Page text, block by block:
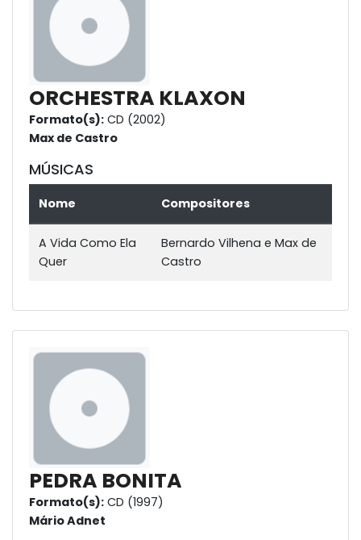
ORCHESTRA KLAXON
Formato(s): CD (2002)
Max de Castro
MÚSICAS
Nome Compositores
A Vida Como Ela
Quer
Bernardo Vilhena e Max de
Castro
PEDRA BONITA
Formato(s): CD (1997)
Mário Adnet